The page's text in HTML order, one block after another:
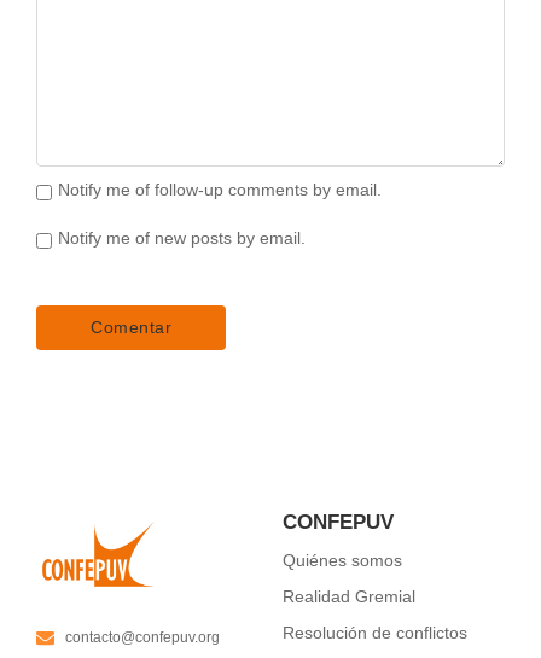
Notify me of follow-up comments by email.
Notify me of new posts by email.
contacto@confepuv.org
CONFEPUV
Quiénes somos
Realidad Gremial
Resolución de conflictos